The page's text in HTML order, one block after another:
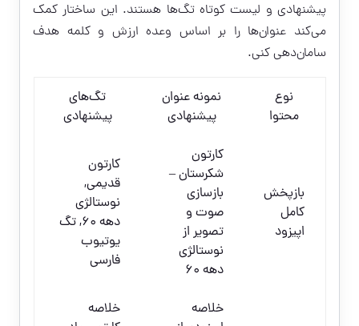
پیشنهادی و لیست کوتاه تگ‌ها هستند. این ساختار کمک
می‌کند عنوان‌ها را بر اساس وعده ارزش و کلمه هدف
سامان‌دهی کنی.
نوع
محتوا
نمونه عنوان
پیشنهادی
تگ‌های
پیشنهادی
بازپخش
کامل
اپیزود
کارتون
شکرستان –
بازسازی
صوت و
تصویر از
نوستالژی
دهه ۶۰
کارتون
قدیمی,
نوستالژی
دهه ۶۰, تگ
یوتیوب
فارسی
خلاصه
خلاصه